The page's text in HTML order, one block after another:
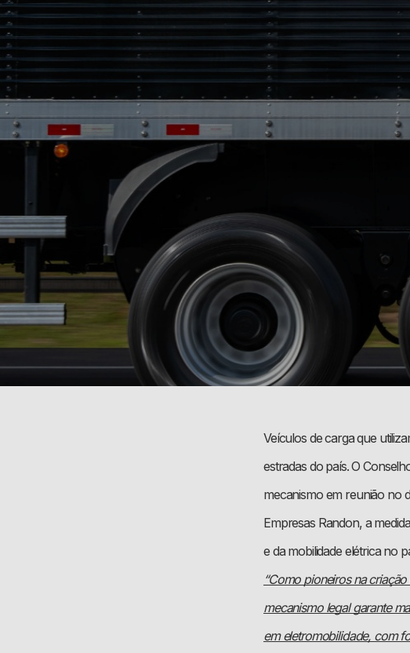
Veículos de carga que
estradas do país. O
mecanismo em reunião no
Empresas Randon, a
e da mobilidade elétrica no
“Como pioneiros na
mecanismo legal garante
em eletromobilidade, com